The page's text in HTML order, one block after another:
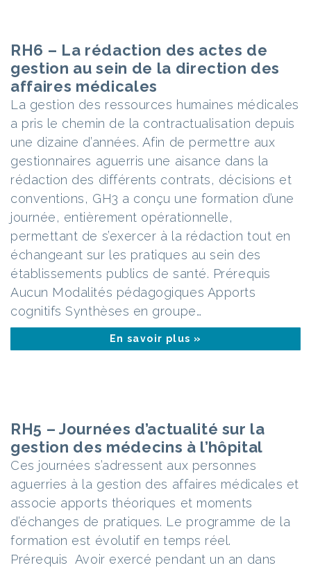
RH6 – La rédaction des actes de
gestion au sein de la direction des
affaires médicales
La gestion des ressources humaines médicales
a pris le chemin de la contractualisation depuis
une dizaine d’années. Afin de permettre aux
gestionnaires aguerris une aisance dans la
rédaction des différents contrats, décisions et
conventions, GH3 a conçu une formation d’une
journée, entièrement opérationnelle,
permettant de s’exercer à la rédaction tout en
échangeant sur les pratiques au sein des
établissements publics de santé. Prérequis
Aucun Modalités pédagogiques Apports
cognitifs Synthèses en groupe…
En savoir plus »
RH5 – Journées d’actualité sur la
gestion des médecins à l’hôpital
Ces journées s’adressent aux personnes
aguerries à la gestion des affaires médicales et
associe apports théoriques et moments
d’échanges de pratiques. Le programme de la
formation est évolutif en temps réel.
Prérequis Avoir exercé pendant un an dans